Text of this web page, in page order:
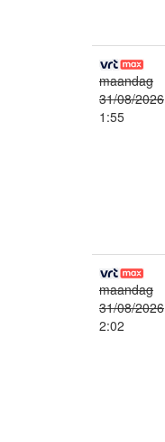
maandag
31/08/2026
1:55
maandag
31/08/2026
2:02